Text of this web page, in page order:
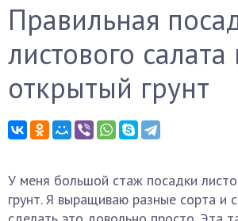
Правильная
листового салата
открытый грунт
У меня большой стаж посадки
грунт. Я выращиваю разные сорта и